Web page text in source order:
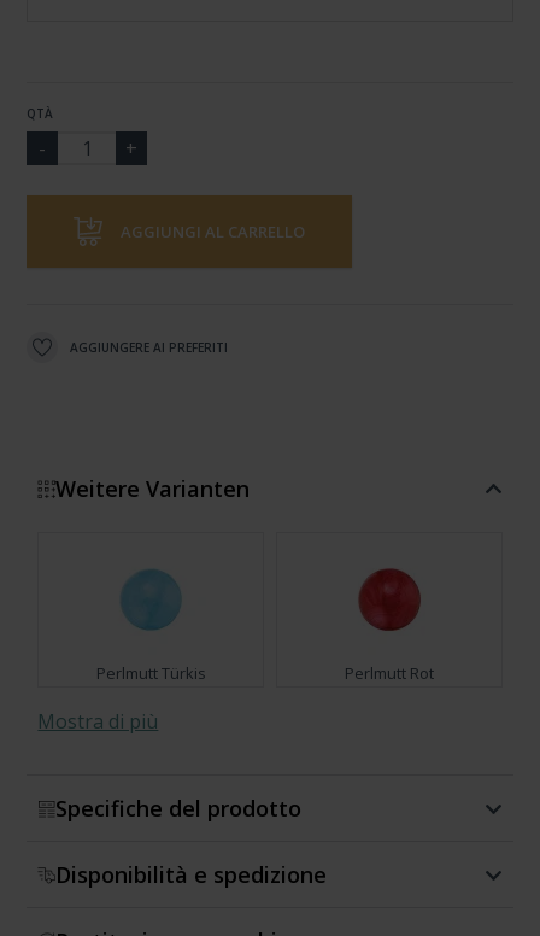
QTÀ
AGGIUNGI AL CARRELLO
AGGIUNGERE AI PREFERITI
Weitere Varianten
Perlmutt Türkis Perlmutt Rot
Mostra di più
Specifiche del prodotto
Disponibilità e spedizione